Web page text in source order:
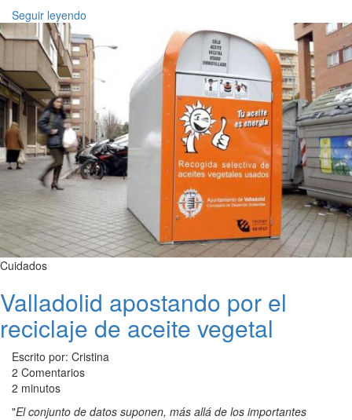
Seguir leyendo
Cuidados
Valladolid apostando por el
reciclaje de aceite vegetal
Escrito por: Cristina
2 Comentarios
2 minutos
"El conjunto de datos suponen, más allá de los importantes